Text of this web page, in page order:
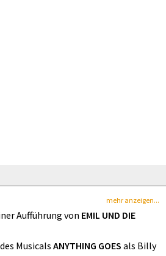
mehr anzeigen...
Aufführung von EMIL UND DIE
Musicals ANYTHING GOES als Billy